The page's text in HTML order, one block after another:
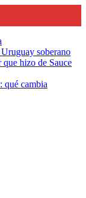
soberano
hizo de Sauce
qué cambia